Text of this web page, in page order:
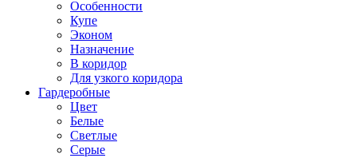
Особенности
Купе
Эконом
Назначение
В коридор
Для узкого коридора
Гардеробные
Цвет
Белые
Светлые
Серые